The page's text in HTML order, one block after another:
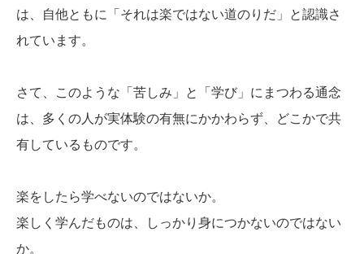
は、自他ともに「それは楽ではない道のりだ」と認識さ
れています。
さて、このような「苦しみ」と「学び」にまつわる通念
は、多くの人が実体験の有無にかかわらず、どこかで共
有しているものです。
楽をしたら学べないのではないか。
楽しく学んだものは、しっかり身につかないのではない
か。